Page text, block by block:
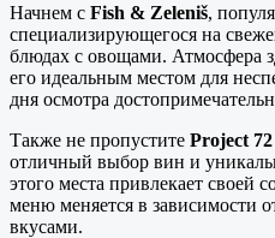
Начнем с Fish & Zeleniš,
специализирующегося на
блюдах с овощами. Атмосфера
его идеальным местом для
дня осмотра
Также не пропустите Project
отличный выбор вин и
этого места привлекает своей
меню меняется в зависимости
вкусами.